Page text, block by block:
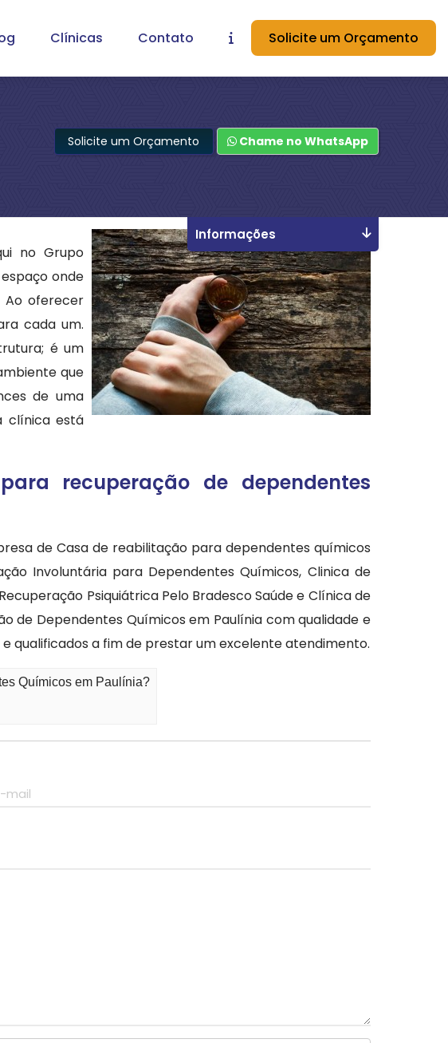
Clínicas Contato Solicite um Orçamento
Solicite um Orçamento Chame no WhatsApp
no Grupo
onde
Ao oferecer
cada um.
é um
que
de uma
clínica está
recuperação de dependentes
de Casa de reabilitação para dependentes químicos
Involuntária para Dependentes Químicos, Clinica de
Psiquiátrica Pelo Bradesco Saúde e Clínica de
de Dependentes Químicos em Paulínia com qualidade e
qualificados a fim de prestar um excelente atendimento.
Químicos em Paulínia?
Informações